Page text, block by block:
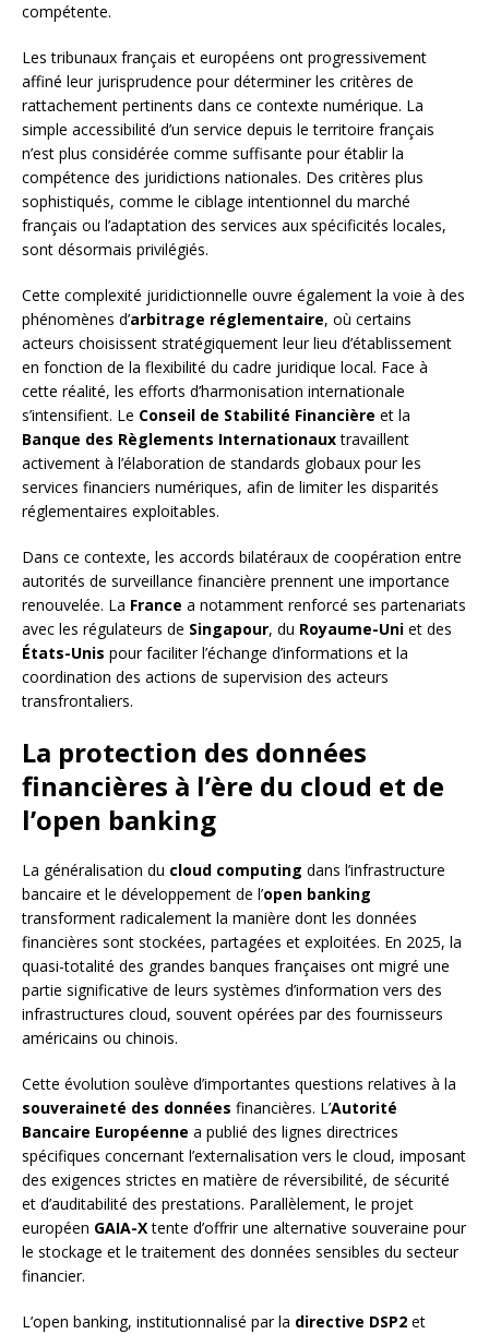
compétente.
Les tribunaux français et européens ont progressivement
affiné leur jurisprudence pour déterminer les critères de
rattachement pertinents dans ce contexte numérique. La
simple accessibilité d’un service depuis le territoire français
n’est plus considérée comme suffisante pour établir la
compétence des juridictions nationales. Des critères plus
sophistiqués, comme le ciblage intentionnel du marché
français ou l’adaptation des services aux spécificités locales,
sont désormais privilégiés.
Cette complexité juridictionnelle ouvre également la voie à des
phénomènes d’arbitrage réglementaire, où certains
acteurs choisissent stratégiquement leur lieu d’établissement
en fonction de la flexibilité du cadre juridique local. Face à
cette réalité, les efforts d’harmonisation internationale
s’intensifient. Le Conseil de Stabilité Financière et la
Banque des Règlements Internationauxtravaillent
activement à l’élaboration de standards globaux pour les
services financiers numériques, afin de limiter les disparités
réglementaires exploitables.
Dans ce contexte, les accords bilatéraux de coopération entre
autorités de surveillance financière prennent une importance
renouvelée. La France a notamment renforcé ses partenariats
avec les régulateurs de Singapour, du Royaume-Uni et des
États-Unis pour faciliter l’échange d’informations et la
coordination des actions de supervision des acteurs
transfrontaliers.
La protection des données
financières à l’ère du cloud et de
l’open banking
La généralisation du cloud computing dans l’infrastructure
bancaire et le développement de l’open banking
transforment radicalement la manière dont les données
financières sont stockées, partagées et exploitées. En 2025, la
quasi-totalité des grandes banques françaises ont migré une
partie significative de leurs systèmes d’information vers des
infrastructures cloud, souvent opérées par des fournisseurs
américains ou chinois.
Cette évolution soulève d’importantes questions relatives à la
souveraineté des données financières. L’Autorité
Bancaire Européenne a publié des lignes directrices
spécifiques concernant l’externalisation vers le cloud, imposant
des exigences strictes en matière de réversibilité, de sécurité
et d’auditabilité des prestations. Parallèlement, le projet
européen GAIA-Xtente d’offrir une alternative souveraine pour
le stockage et le traitement des données sensibles du secteur
financier.
L’open banking, institutionnalisé par la directive DSP2 et